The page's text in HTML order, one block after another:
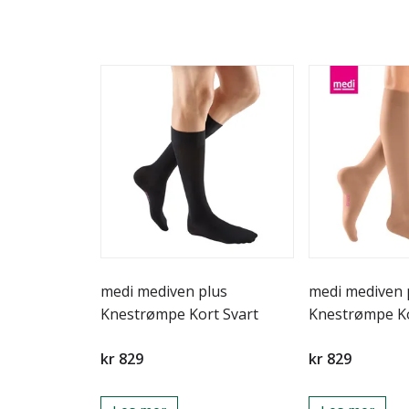
medi mediven plus
Knestrømpe Kort Svart
kr 829
medi mediven
Knestrømpe
kr 829